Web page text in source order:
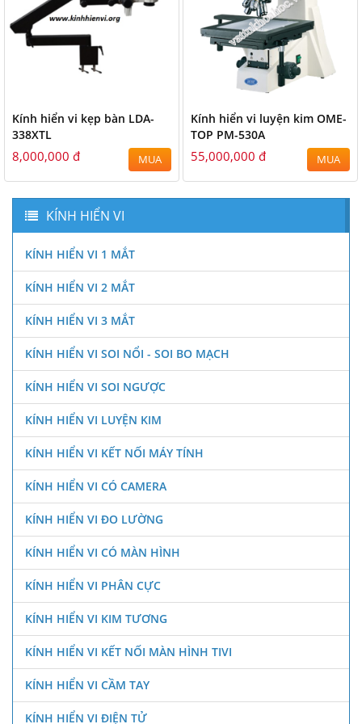
Kính hiển vi kẹp bàn LDA-
338XTL
8,000,000 đ MUA
Kính hiển vi luyện kim OME-
TOP PM-530A
55,000,000 đ MUA
KÍNH HIỂN VI
KÍNH HIỂN VI 1 MẮT
KÍNH HIỂN VI 2 MẮT
KÍNH HIỂN VI 3 MẮT
KÍNH HIỂN VI SOI NỔI - SOI BO MẠCH
KÍNH HIỂN VI SOI NGƯỢC
KÍNH HIỂN VI LUYỆN KIM
KÍNH HIỂN VI KẾT NỐI MÁY TÍNH
KÍNH HIỂN VI CÓ CAMERA
KÍNH HIỂN VI ĐO LƯỜNG
KÍNH HIỂN VI CÓ MÀN HÌNH
KÍNH HIỂN VI PHÂN CỰC
KÍNH HIỂN VI KIM TƯƠNG
KÍNH HIỂN VI KẾT NỐI MÀN HÌNH TIVI
KÍNH HIỂN VI CẦM TAY
KÍNH HIỂN VI ĐIỆN TỬ